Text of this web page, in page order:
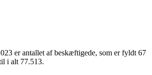
er antallet af beskæftigede, som er fyldt 67
i alt 77.513.